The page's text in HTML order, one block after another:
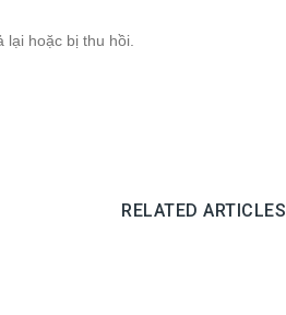
hoặc bị thu hồi.
RELATED ARTICLES